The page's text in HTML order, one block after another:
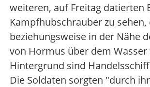
weiteren, auf Freitag datierten
Kampfhubschrauber zu sehen,
beziehungsweise in der Nähe
von Hormus über dem Wasser
Hintergrund sind
Die Soldaten sorgten "durch